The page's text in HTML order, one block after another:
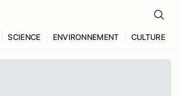
SCIENCE ENVIRONNEMENT CULTURE